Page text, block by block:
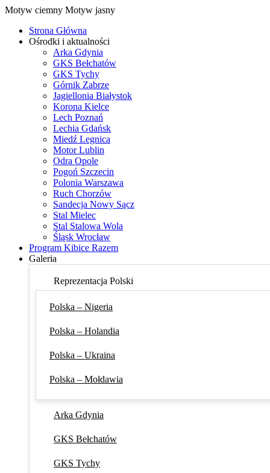
Motyw ciemny Motyw jasny
Strona Główna
Ośrodki i aktualności
Arka Gdynia
GKS Bełchatów
GKS Tychy
Górnik Zabrze
Jagiellonia Białystok
Korona Kielce
Lech Poznań
Lechia Gdańsk
Miedź Legnica
Motor Lublin
Odra Opole
Pogoń Szczecin
Polonia Warszawa
Ruch Chorzów
Sandecja Nowy Sącz
Stal Mielec
Stal Stalowa Wola
Śląsk Wrocław
Program Kibice Razem
Galeria
Reprezentacja Polski
Polska – Nigeria
Polska – Holandia
Polska – Ukraina
Polska – Mołdawia
Arka Gdynia
GKS Bełchatów
GKS Tychy